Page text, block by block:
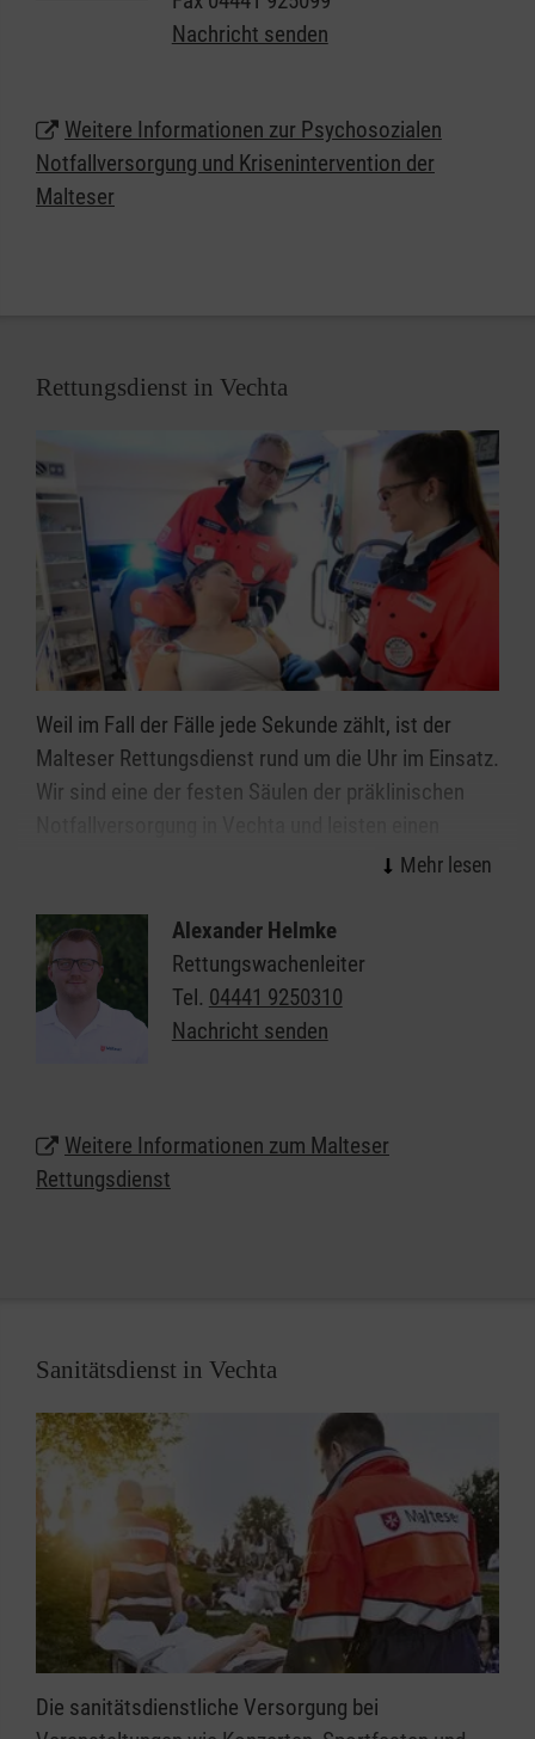
Nachricht senden
Weitere Informationen zur Psychosozialen
Notfallversorgung und Krisenintervention der
Malteser
Rettungsdienst in Vechta
Weil im Fall der Fälle jede Sekunde zählt, ist der
Malteser Rettungsdienst rund um die Uhr im Einsatz.
Wir sind eine der festen Säulen der präklinischen
wichtigen Beitrag für eine optimale Versorgung von
Als einer der größten Arbeitgeber am Markt bieten
die Malteser attraktive Bedingungen für unsere
Mitarbeiterinnen und Mitarbeiter und vielfältige
Chancen für alle, die eine berufliche Perspektive im
Rettungsdienst suchen.
Alexander Helmke
Rettungswachenleiter
Tel. 04441 9250310
Nachricht senden
Weitere Informationen zum Malteser
Rettungsdienst
Sanitätsdienst in Vechta
Die sanitätsdienstliche Versorgung bei